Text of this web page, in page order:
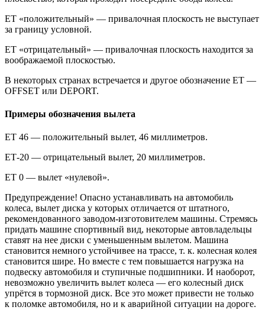
ЕТ «положительный» — привалочная плоскость не выступает
за границу условной.
ЕТ «отрицательный» — привалочная плоскость находится за
воображаемой плоскостью.
В некоторых странах встречается и другое обозначение ЕТ —
OFFSET или DEPORT.
Примеры обозначения вылета
ЕТ 46 — положительный вылет, 46 миллиметров.
ЕТ-20 — отрицательный вылет, 20 миллиметров.
ЕТ 0 — вылет «нулевой».
Предупреждение! Опасно устанавливать на автомобиль
колеса, вылет диска у которых отличается от штатного,
рекомендованного заводом-изготовителем машины. Стремясь
придать машине спортивный вид, некоторые автовладельцы
ставят на нее диски с уменьшенным вылетом. Машина
становится немного устойчивее на трассе, т. к. колесная колея
становится шире. Но вместе с тем повышается нагрузка на
подвеску автомобиля и ступичные подшипники. И наоборот,
невозможно увеличить вылет колеса — его колесный диск
упрётся в тормозной диск. Все это может привести не только
к поломке автомобиля, но и к аварийной ситуации на дороге.